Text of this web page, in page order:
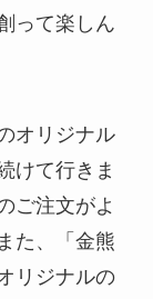
って楽しん
オリジナル
けて行きま
ご注文がよ
た、「金熊
リジナルの